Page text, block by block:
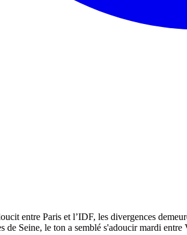
de Seine, le ton a semblé s'adoucir mardi